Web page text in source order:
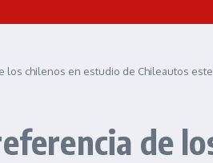
los chilenos en estudio de Chileautos
de